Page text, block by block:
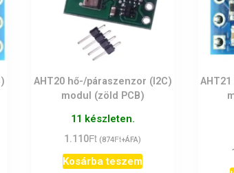
AHT20 hő-/páraszenzor (I2C)
modul (zöld PCB)
11 készleten.
1.110Ft (874Ft+ÁFA)
Kosárba teszem